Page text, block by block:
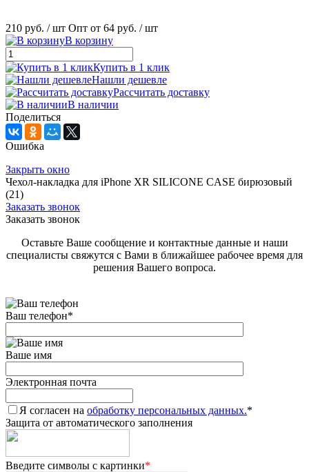
210 руб. / шт Опт от 64 руб. / шт
В корзину
Купить в 1 клик
Нашли дешевле
Рассчитать доставку
В наличии
Поделиться
Ошибка
Закрыть окно
Чехол-накладка для iPhone XR SILICONE CASE бирюзовый
(21)
Заказать звонок
Заказать звонок
Оставьте Ваше сообщение и контактные данные и наши
специалисты свяжутся с Вами в ближайшее рабочее время для
решения Вашего вопроса.
Ваш телефон*
Ваше имя
Электронная почта
Я согласен на обработку персональных данных.*
Защита от автоматического заполнения
Введите символы с картинки*